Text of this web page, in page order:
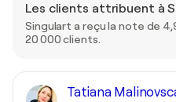
Les clients attribuent à
Singulart a reçu la note de
20 000 clients.
Tatiana